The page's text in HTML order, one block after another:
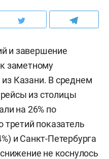
и завершение
заметному
Казани. В среднем
из столицы
на 26% по
третий показатель
и Санкт-Петербурга
не коснулось